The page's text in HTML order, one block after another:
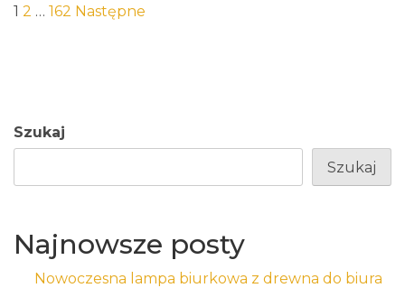
Stronicowanie
1 2 … 162 Następne
Szukaj
Szukaj
Najnowsze posty
Nowoczesna lampa biurkowa z drewna do biura